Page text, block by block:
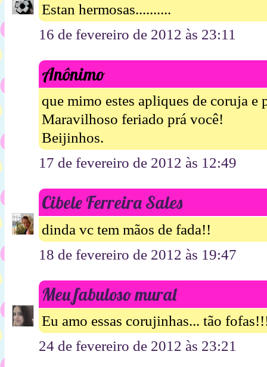
Estan hermosas..........
16 de fevereiro de 2012 às 23:11
Anônimo
que mimo estes apliques de coruja e
Maravilhoso feriado prá você!
Beijinhos.
17 de fevereiro de 2012 às 12:49
Cibele Ferreira Sales
dinda vc tem mãos de fada!!
18 de fevereiro de 2012 às 19:47
Meu fabuloso mural
Eu amo essas corujinhas... tão
24 de fevereiro de 2012 às 23:21